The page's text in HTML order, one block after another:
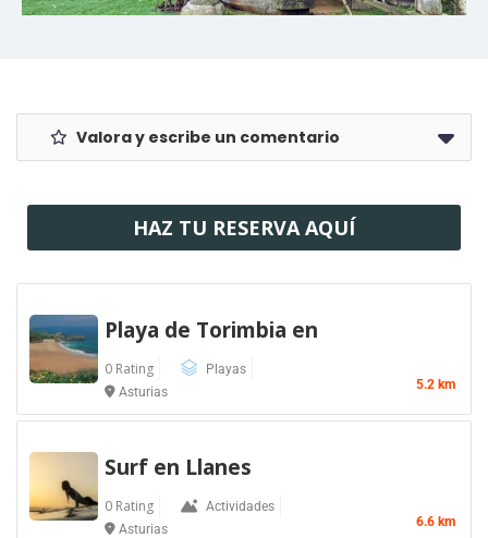
Valora y escribe un comentario
HAZ TU RESERVA AQUÍ
Playa de Torimbia en
0 Rating
Playas
Asturias
5.2 km
Surf en Llanes
0 Rating
Actividades
Asturias
6.6 km